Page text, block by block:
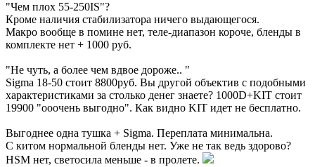
"Чем плох 55-250IS"?
Кроме наличия стабилизатора ничего выдающегося.
Макро вообще в помине нет, теле-диапазон короче, бленды в
комплекте нет + 1000 руб.
"Не чуть, а более чем вдвое дороже.. "
Sigma 18-50 стоит 8800руб. Вы другой объектив с подобными
характеристиками за столько денег знаете? 1000D+KIT стоит
19900 "ооочень выгодно". Как видно KIT идет не бесплатно.
Выгоднее одна тушка + Sigma. Переплата минимальна.
С китом нормальной бленды нет. Уже не так ведь здорово?
HSM нет, светосила меньше - в пролете.